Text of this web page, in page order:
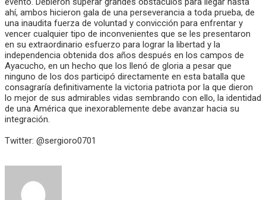
ahí, ambos hicieron gala de una perseverancia a toda prueba, de
una inaudita fuerza de voluntad y convicción para enfrentar y
vencer cualquier tipo de inconvenientes que se les presentaron
en su extraordinario esfuerzo para lograr la libertad y la
independencia obtenida dos años después en los campos de
Ayacucho, en un hecho que los llenó de gloria a pesar que
ninguno de los dos participó directamente en esta batalla que
consagraría definitivamente la victoria patriota por la que dieron
lo mejor de sus admirables vidas sembrando con ello, la identidad
de una América que inexorablemente debe avanzar hacia su
integración.
Twitter: @sergioro0701